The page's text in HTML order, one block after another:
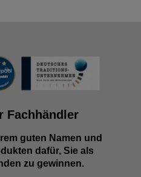
Fachhändler
guten Namen und
dafür, Sie als
zu gewinnen.